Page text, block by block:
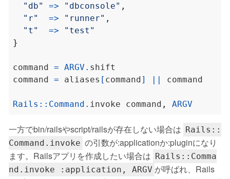
"db"
=> "dbconsole" ,
"r"
=> "runner" ,
"t"
=>
"test"
}
command = ARGV .
command = aliases [ command] ||
Rails :: Command . invoke command , ARGV
一方でbin/railsやscript/railsが存在しない場合は Rails::
Command.invoke の引数が:applicationか:pluginになり
ます。Railsアプリを作成したい場合は Rails::Comma
nd.invoke :application, ARGV が呼ばれ、Rails